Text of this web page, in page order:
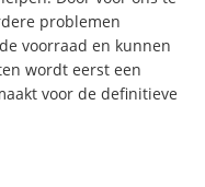
problemen
voorraad en kunnen
wordt eerst een
voor de definitieve